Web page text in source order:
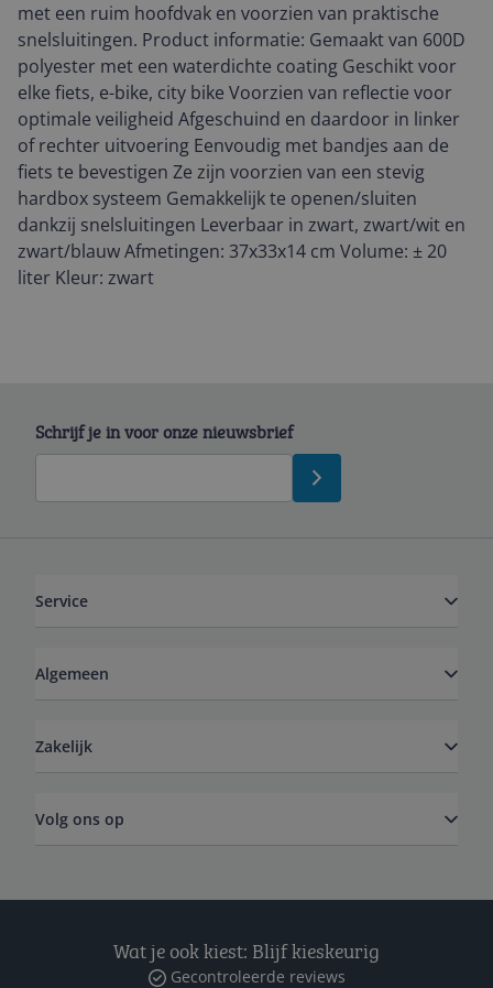
met een ruim hoofdvak en voorzien van praktische
snelsluitingen. Product informatie: Gemaakt van 600D
polyester met een waterdichte coating Geschikt voor
elke fiets, e-bike, city bike Voorzien van reflectie voor
optimale veiligheid Afgeschuind en daardoor in linker
of rechter uitvoering Eenvoudig met bandjes aan de
fiets te bevestigen Ze zijn voorzien van een stevig
hardbox systeem Gemakkelijk te openen/sluiten
dankzij snelsluitingen Leverbaar in zwart, zwart/wit en
zwart/blauw Afmetingen: 37x33x14 cm Volume: ± 20
liter Kleur: zwart
Schrijf je in voor onze nieuwsbrief
Service
Algemeen
Zakelijk
Volg ons op
Wat je ook kiest: Blijf kieskeurig
Gecontroleerde reviews